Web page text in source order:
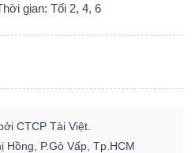
gian: Tối 2, 4, 6
CTCP Tài Việt.
Hồng, P.Gò Vấp, Tp.HCM